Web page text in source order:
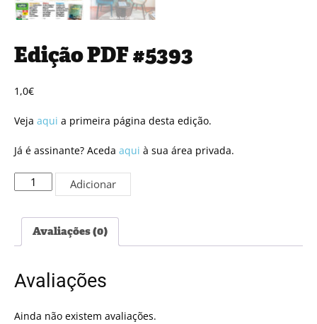
Edição PDF #5393
1,0€
Veja aqui a primeira página desta edição.
Já é assinante? Aceda aqui à sua área privada.
Quantidade
de
PDF
#5393
Adicionar
Avaliações (0)
Avaliações
Ainda não existem avaliações.